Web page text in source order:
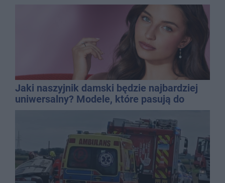
Jaki naszyjnik damski będzie najbardziej
uniwersalny? Modele, które pasują do
wielu stylizacji